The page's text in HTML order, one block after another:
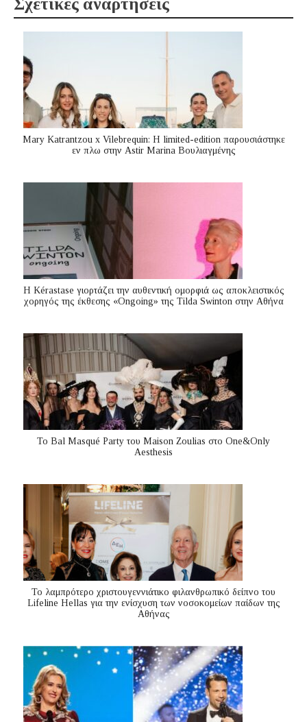
Σχετικές αναρτήσεις
Mary Katrantzou x Vilebrequin: Η limited-edition παρουσιάστηκε
εν πλω στην Astir Marina Βουλιαγμένης
Η Kérastase γιορτάζει την αυθεντική ομορφιά ως αποκλειστικός
χορηγός της έκθεσης «Ongoing» της Tilda Swinton στην Αθήνα
Το Bal Masqué Party του Maison Zoulias στο One&Only
Aesthesis
Το λαμπρότερο χριστουγεννιάτικο φιλανθρωπικό δείπνο του
Lifeline Hellas για την ενίσχυση των νοσοκομείων παίδων της
Αθήνας